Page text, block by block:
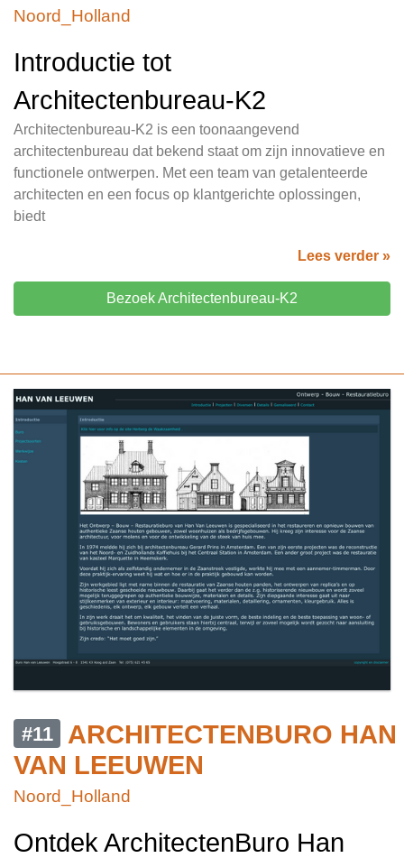
Noord_Holland
Introductie tot
Architectenbureau-K2
Architectenbureau-K2 is een toonaangevend
architectenbureau dat bekend staat om zijn innovatieve en
functionele ontwerpen. Met een team van getalenteerde
architecten en een focus op klantgerichte oplossingen,
biedt
Lees verder »
Bezoek Architectenbureau-K2
#11
ARCHITECTENBURO HAN
VAN LEEUWEN
Noord_Holland
Ontdek ArchitectenBuro Han